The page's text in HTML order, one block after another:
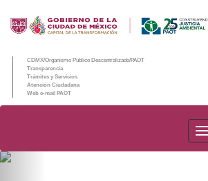
CDMX/Organismo Público Descentralizado/PAOT
Transparencia
Trámites y Servicios
Atención Ciudadana
Web e-mail PAOT